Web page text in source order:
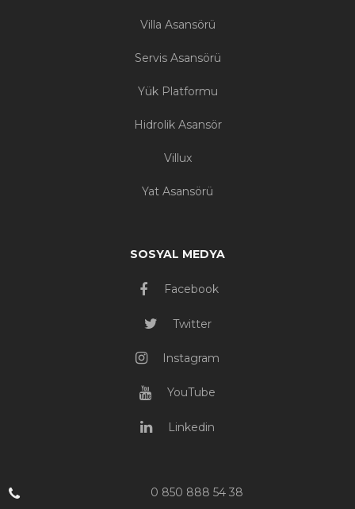
Villa Asansörü
Servis Asansörü
Yük Platformu
Hidrolik Asansör
Villux
Yat Asansörü
SOSYAL MEDYA
Facebook
Twitter
Instagram
YouTube
Linkedin
0 850 888 54 38